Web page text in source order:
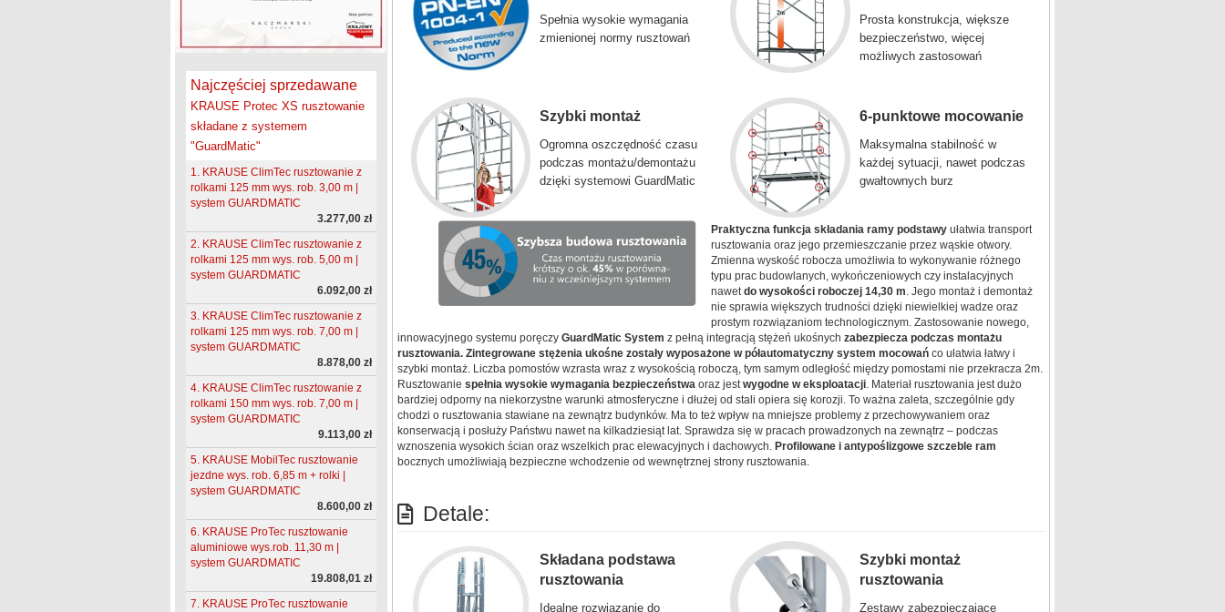
Najczęściej sprzedawane
KRAUSE Protec XS rusztowanie
składane z systemem
"GuardMatic"
1. KRAUSE ClimTec rusztowanie z
rolkami 125 mm wys. rob. 3,00 m |
system GUARDMATIC
3.277,00 zł
2. KRAUSE ClimTec rusztowanie z
rolkami 125 mm wys. rob. 5,00 m |
system GUARDMATIC
6.092,00 zł
3. KRAUSE ClimTec rusztowanie z
rolkami 125 mm wys. rob. 7,00 m |
system GUARDMATIC
8.878,00 zł
4. KRAUSE ClimTec rusztowanie z
rolkami 150 mm wys. rob. 7,00 m |
system GUARDMATIC
9.113,00 zł
5. KRAUSE MobilTec rusztowanie
jezdne wys. rob. 6,85 m + rolki |
system GUARDMATIC
8.600,00 zł
6. KRAUSE ProTec rusztowanie
aluminiowe wys.rob. 11,30 m |
system GUARDMATIC
19.808,01 zł
7. KRAUSE ProTec rusztowanie
Spełnia wysokie wymagania
zmienionej normy rusztowań
Prosta konstrukcja, większe
bezpieczeństwo, więcej
możliwych zastosowań
Szybki montaż
Ogromna oszczędność czasu
podczas montażu/demontażu
dzięki systemowi GuardMatic
6-punktowe mocowanie
Maksymalna stabilność w
każdej sytuacji, nawet podczas
gwałtownych burz
Praktyczna funkcja składania ramy podstawy ułatwia transport
rusztowania oraz jego przemieszczanie przez wąskie otwory.
Zmienna wyskość robocza umożliwia to wykonywanie różnego
typu prac budowlanych, wykończeniowych czy instalacyjnych
nawetdo wysokości roboczej 14,30 m . Jego montaż i demontaż
nie sprawia większych trudności dzięki niewielkiej wadze oraz
prostym rozwiązaniom technologicznym. Zastosowanie nowego,
innowacyjnego systemu poręczy GuardMatic System z pełną integracją stężeń ukośnych zabezpiecza podczas montażu
rusztowania. Zintegrowane stężenia ukośne zostały wyposażone w półautomatyczny system mocowańco ułatwia łatwy i
szybki montaż. Liczba pomostów wzrasta wraz z wysokością roboczą, tym samym odległość między pomostami nie przekracza 2m.
Rusztowanie spełnia wysokie wymagania bezpieczeństwa oraz jest wygodne w eksploatacji. Materiał rusztowania jest dużo
bardziej odporny na niekorzystne warunki atmosferyczne i dłużej od stali opiera się korozji. To ważna zaleta, szczególnie gdy
chodzi o rusztowania stawiane na zewnątrz budynków. Ma to też wpływ na mniejsze problemy z przechowywaniem oraz
konserwacją i posłuży Państwu nawet na kilkadziesiąt lat. Sprawdza się w pracach prowadzonych na zewnątrz – podczas
wznoszenia wysokich ścian oraz wszelkich prac elewacyjnych i dachowych. Profilowane i antypoślizgowe szczeble ram
bocznych umożliwiają bezpieczne wchodzenie od wewnętrznej strony rusztowania.
Detale:
Składana podstawa
rusztowania
Idealne rozwiązanie do
Szybki montaż
rusztowania
Zestawy zabezpieczające